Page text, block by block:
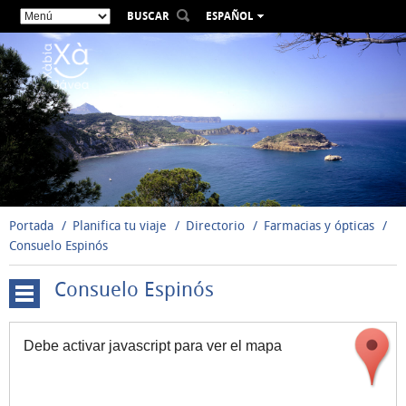
BUSCAR
ESPAÑOL
VALENCIÀ
DEUTSCH
РУССКИЙ
Portada Planifica tu viaje Directorio
Farmacias y ópticas
Consuelo Espinós
Actividades
acuáticas
Consuelo Espinós
Debe activar javascript para ver el mapa